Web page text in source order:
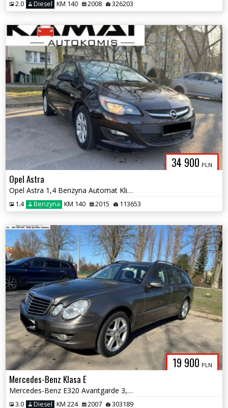
2.0 Diesel KM 140 2008 326203
34 900 PLN
Opel Astra
Opel Astra 1,4 Benzyna Automat Klimatyzacja Zamiana
1.4 Benzyna KM 140 2015 113653
19 900 PLN
Mercedes-Benz Klasa E
Mercedes-Benz E320 Avantgarde 3,0 D 224KM Zamiana
3.0 Diesel KM 224 2007 303189